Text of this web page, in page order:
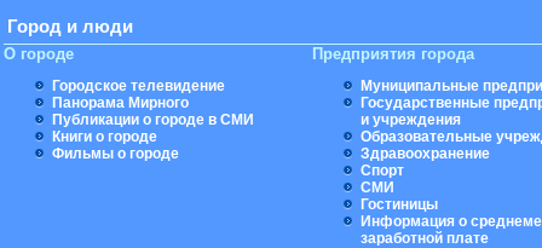
Город и люди
О городе
Городское телевидение
Панорама Мирного
Публикации о городе в СМИ
Книги о городе
Фильмы о городе
Предприятия города
Муниципальные
Государственные
и учреждения
Образовательные
Здравоохранение
Спорт
СМИ
Гостиницы
Информация о
заработной плате